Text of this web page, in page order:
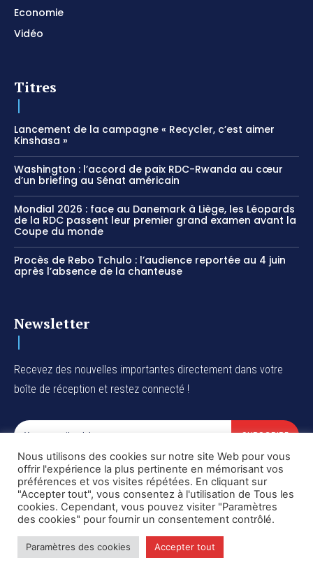
Economie
Vidéo
Titres
Lancement de la campagne « Recycler, c’est aimer
Kinshasa »
Washington : l’accord de paix RDC-Rwanda au cœur
d’un briefing au Sénat américain
Mondial 2026 : face au Danemark à Liège, les Léopards
de la RDC passent leur premier grand examen avant la
Coupe du monde
Procès de Rebo Tchulo : l’audience reportée au 4 juin
après l’absence de la chanteuse
Newsletter
Recevez des nouvelles importantes directement dans votre
boîte de réception et restez connecté !
SUBSCRIBE
I've read and accept thePrivacy Policy.
Copyright © DiaspoRDC. All rights reserved
Nous utilisons des cookies sur notre site Web pour vous
offrir l'expérience la plus pertinente en mémorisant vos
préférences et vos visites répétées. En cliquant sur
"Accepter tout", vous consentez à l'utilisation de Tous les
cookies. Cependant, vous pouvez visiter "Paramètres
des cookies" pour fournir un consentement contrôlé.
Paramètres des cookies Accepter tout